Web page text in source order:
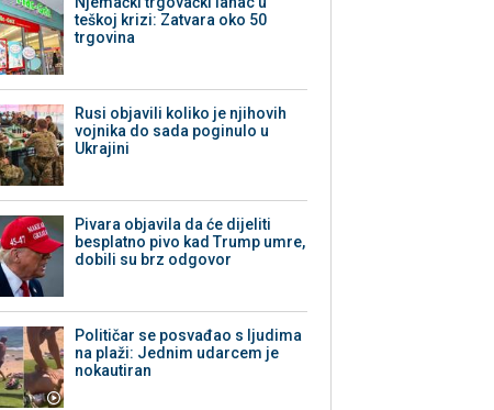
teškoj krizi: Zatvara oko 50
trgovina
Rusi objavili koliko je njihovih
vojnika do sada poginulo u
Ukrajini
Pivara objavila da će dijeliti
besplatno pivo kad Trump umre,
dobili su brz odgovor
Političar se posvađao s ljudima
na plaži: Jednim udarcem je
nokautiran